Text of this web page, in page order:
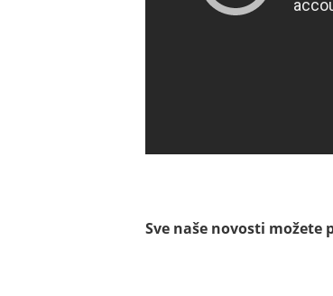
Sve naše novosti možete